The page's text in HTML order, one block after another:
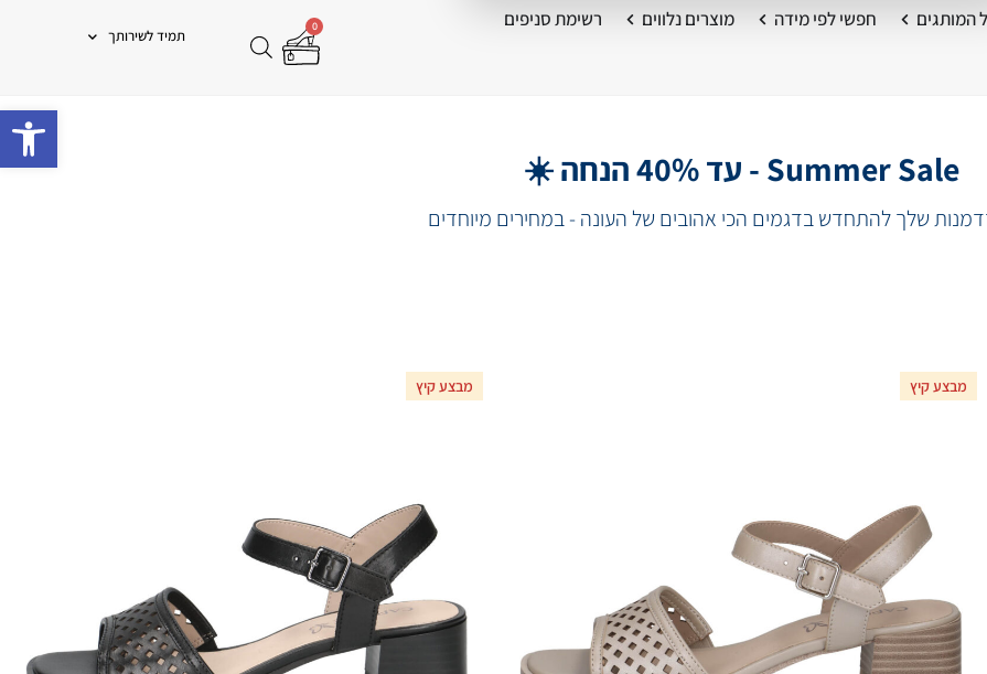
המותגים חפשי לפי מידה מוצרים נלווים רשימת סניפים 0
תמיד לשירותך
Summer Sale - עד 40% הנחה ☀️
שלך להתחדש בדגמים הכי אהובים של העונה - במחירים מיוחדים
מבצע קיץ מבצע קיץ